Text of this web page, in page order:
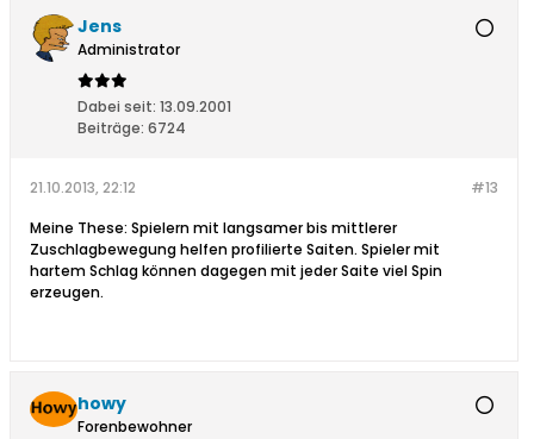
Jens
Administrator
Dabei seit: 13.09.2001
Beiträge: 6724
#13
21.10.2013, 22:12
Meine These: Spielern mit langsamer bis mittlerer
Zuschlagbewegung helfen profilierte Saiten. Spieler mit
hartem Schlag können dagegen mit jeder Saite viel Spin
erzeugen.
howy
Forenbewohner